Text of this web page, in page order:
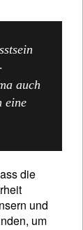
auch
eine
die
und
um